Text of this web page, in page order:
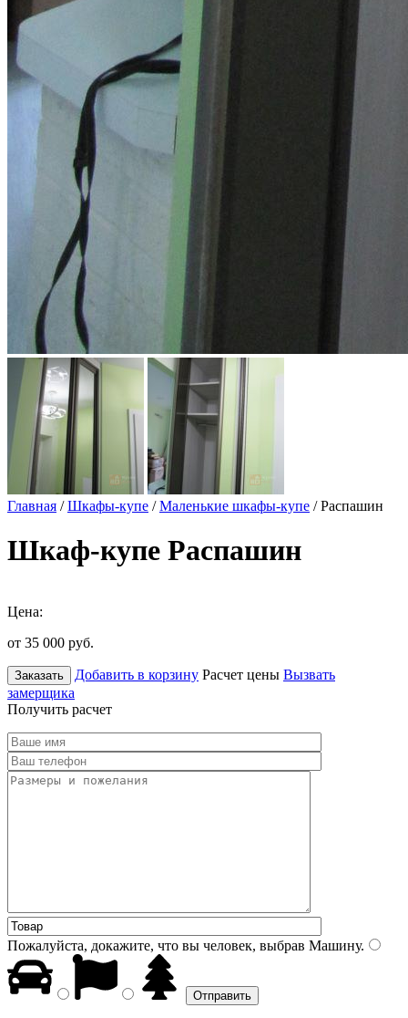
Главная /Шкафы-купе /Маленькие шкафы-купе / Распашин
Шкаф-купе Распашин
Цена:
от 35 000 руб.
Заказать Добавить в корзину Расчет цены Вызвать
замерщика
Получить расчет
Пожалуйста, докажите, что вы человек, выбрав Машину.